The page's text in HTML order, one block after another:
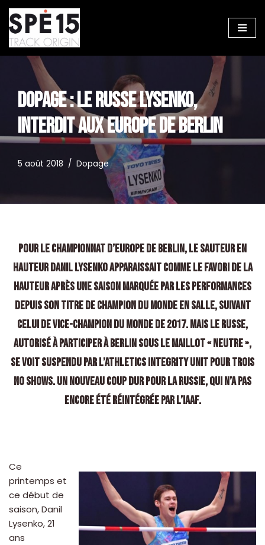
Aller
au
contenu
DOPAGE : LE RUSSE LYSENKO,
INTERDIT AUX EUROPE DE BERLIN
5 août 2018 Dopage
Pour le Championnat d’Europe de Berlin, le sauteur en
hauteur Danil Lysenko apparaissait comme le favori de la
hauteur après une saison marquée par les performances
depuis son titre de champion du monde en salle, suivant
celui de vice-champion du monde de 2017. Mais le Russe,
autorisé à participer à Berlin sous le maillot « neutre »,
se voit suspendu par l’Athletics Integrity Unit pour trois
no shows. Un nouveau coup dur pour la Russie, qui n’a pas
encore été réintégrée par l’IAAF.
Ce
printemps et
ce début de
saison, Danil
Lysenko, 21
ans